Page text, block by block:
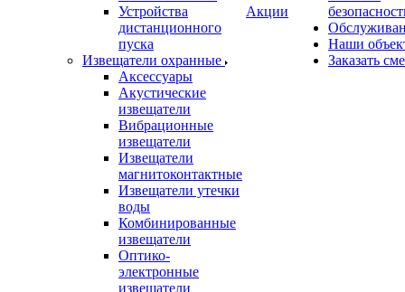
Устройства
дистанционного
пуска
Извещатели охранные
Аксессуары
Акустические
извещатели
Вибрационные
извещатели
Извещатели
магнитоконтактные
Извещатели утечки
воды
Комбинированные
извещатели
Оптико-
электронные
извещатели
Акции
Наши
Заказать